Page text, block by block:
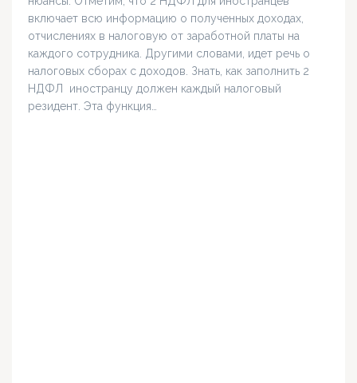
включает всю информацию о полученных доходах,
отчислениях в налоговую от заработной платы на
каждого сотрудника. Другими словами, идет речь о
налоговых сборах с доходов. Знать, как заполнить 2
НДФЛ иностранцу должен каждый налоговый
резидент. Эта функция…